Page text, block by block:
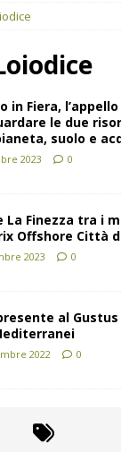
in Fiera,
le due
suolo e
2023 0
La Finezza tra i
Offshore Città
2023 0
al Gustus
2022 0